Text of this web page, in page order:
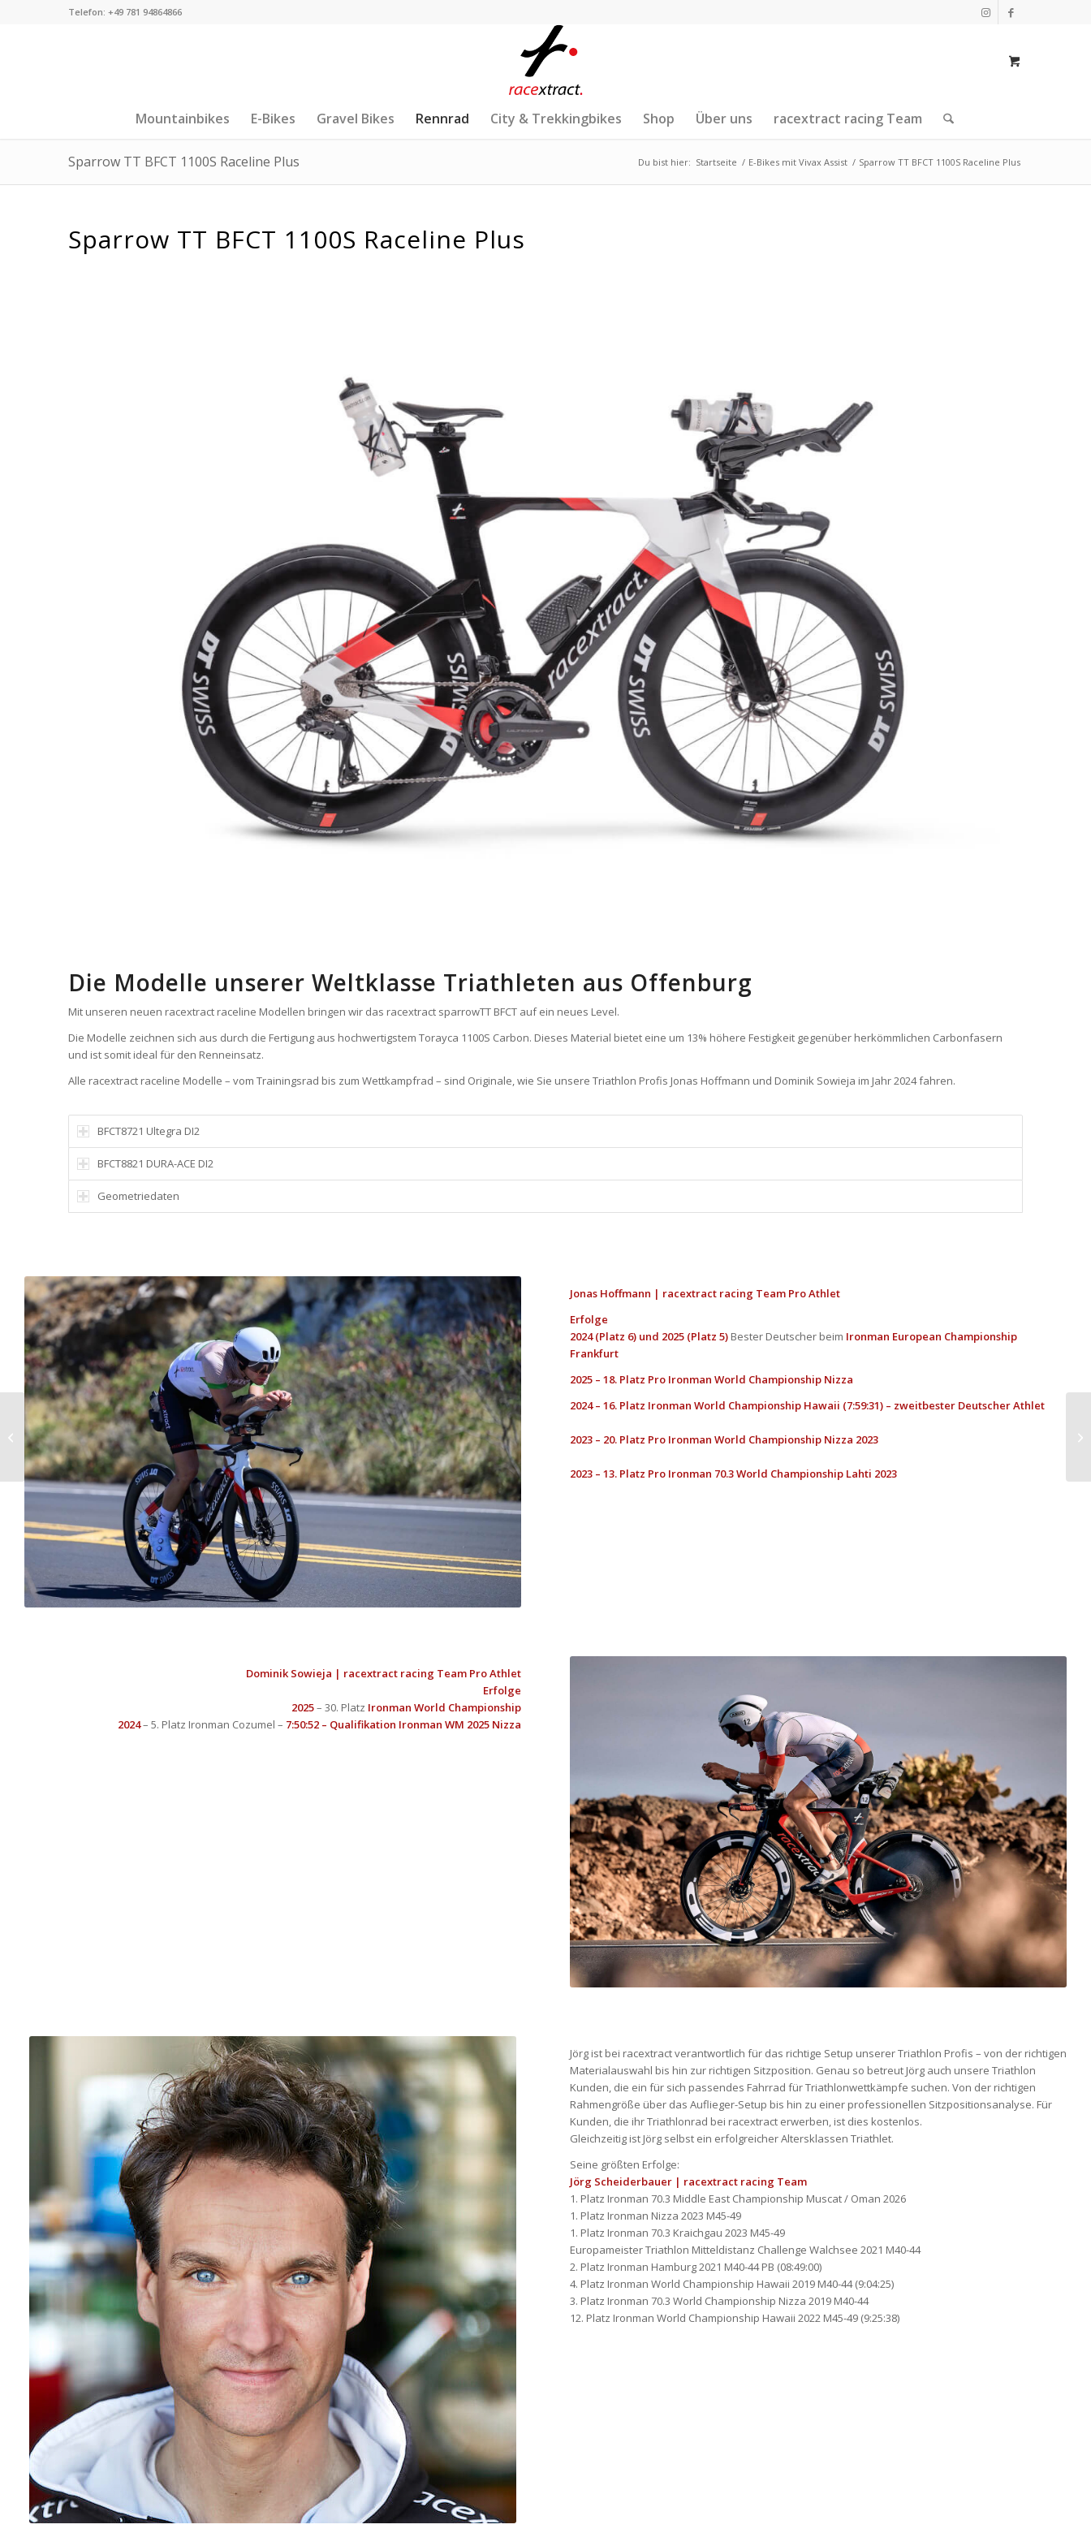
Telefon: +49 781 94864866
Mountainbikes E-Bikes Gravel Bikes Rennrad City & Trekkingbikes Shop Über uns racextract racing Team
Sparrow TT BFCT 1100S Raceline Plus Du bist hier: Startseite / E-Bikes mit Vivax Assist / Sparrow TT BFCT 1100S Raceline Plus
Sparrow TT BFCT 1100S Raceline Plus
Die Modelle unserer Weltklasse Triathleten aus Offenburg
Mit unseren neuen racextract raceline Modellen bringen wir das racextract sparrowTT BFCT auf ein neues Level.
Die Modelle zeichnen sich aus durch die Fertigung aus hochwertigstem Torayca 1100S Carbon. Dieses Material bietet eine um 13% höhere Festigkeit gegenüber herkömmlichen Carbonfasern
und ist somit ideal für den Renneinsatz.
Alle racextract raceline Modelle – vom Trainingsrad bis zum Wettkampfrad – sind Originale, wie Sie unsere Triathlon Profis Jonas Hoffmann und Dominik Sowieja im Jahr 2024 fahren.
BFCT8721 Ultegra DI2
BFCT8821 DURA-ACE DI2
Geometriedaten
Jonas Hoffmann | racextract racing Team Pro Athlet
Erfolge
2024 (Platz 6) und 2025 (Platz 5) Bester Deutscher beim Ironman European Championship
Frankfurt
2025 – 18. Platz Pro Ironman World Championship Nizza
2024 – 16. Platz Ironman World Championship Hawaii (7:59:31) – zweitbester Deutscher Athlet
2023 – 20. Platz Pro Ironman World Championship Nizza 2023
2023 – 13. Platz Pro Ironman 70.3 World Championship Lahti 2023
Dominik Sowieja | racextract racing Team Pro Athlet
Erfolge
2025– 30. Platz Ironman World Championship
2024– 5. Platz Ironman Cozumel – 7:50:52 – Qualifikation Ironman WM 2025 Nizza
Jörg ist bei racextract verantwortlich für das richtige Setup unserer Triathlon Profis – von der richtigen
Materialauswahl bis hin zur richtigen Sitzposition. Genau so betreut Jörg auch unsere Triathlon
Kunden, die ein für sich passendes Fahrrad für Triathlonwettkämpfe suchen. Von der richtigen
Rahmengröße über das Auflieger-Setup bis hin zu einer professionellen Sitzpositionsanalyse. Für
Kunden, die ihr Triathlonrad bei racextract erwerben, ist dies kostenlos.
Gleichzeitig ist Jörg selbst ein erfolgreicher Altersklassen Triathlet.
Seine größten Erfolge:
Jörg Scheiderbauer | racextract racing Team
1. Platz Ironman 70.3 Middle East Championship Muscat / Oman 2026
1. Platz Ironman Nizza 2023 M45-49
1. Platz Ironman 70.3 Kraichgau 2023 M45-49
Europameister Triathlon Mitteldistanz Challenge Walchsee 2021 M40-44
2. Platz Ironman Hamburg 2021 M40-44 PB (08:49:00)
4. Platz Ironman World Championship Hawaii 2019 M40-44 (9:04:25)
3. Platz Ironman 70.3 World Championship Nizza 2019 M40-44
12. Platz Ironman World Championship Hawaii 2022 M45-49 (9:25:38)
Sparrow TT BFCT 1100S
Raceline